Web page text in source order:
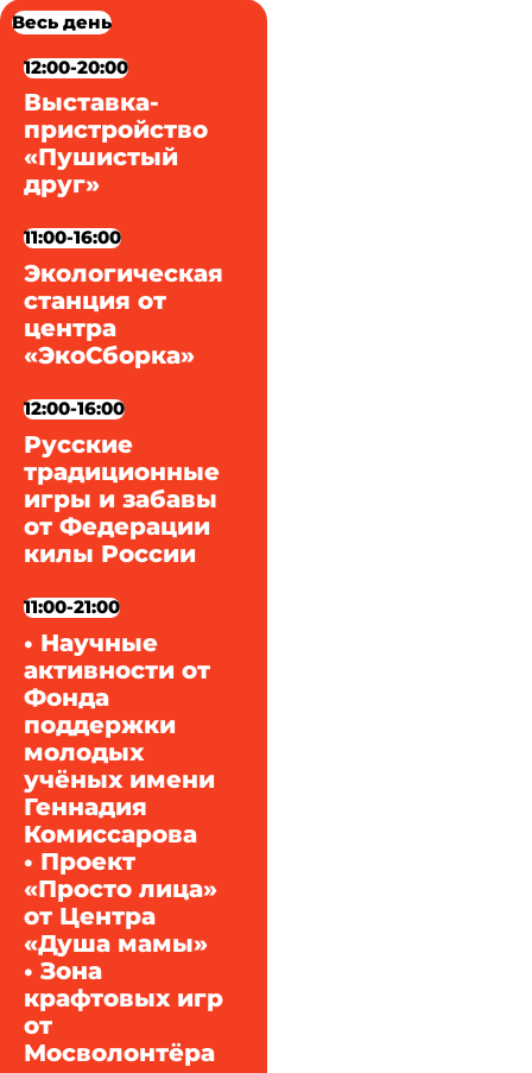
Весь день
12:00-20:00
Выставка-
пристройство
«Пушистый
друг»
11:00-16:00
Экологическая
станция от
центра
«ЭкоСборка»
12:00-16:00
Русские
традиционные
игры и забавы
от Федерации
килы России
11:00-21:00
• Научные
активности от
Фонда
поддержки
молодых
учёных имени
Геннадия
Комиссарова
• Проект
«Просто лица»
от Центра
«Душа мамы»
• Зона
крафтовых игр
от
Мосволонтёра